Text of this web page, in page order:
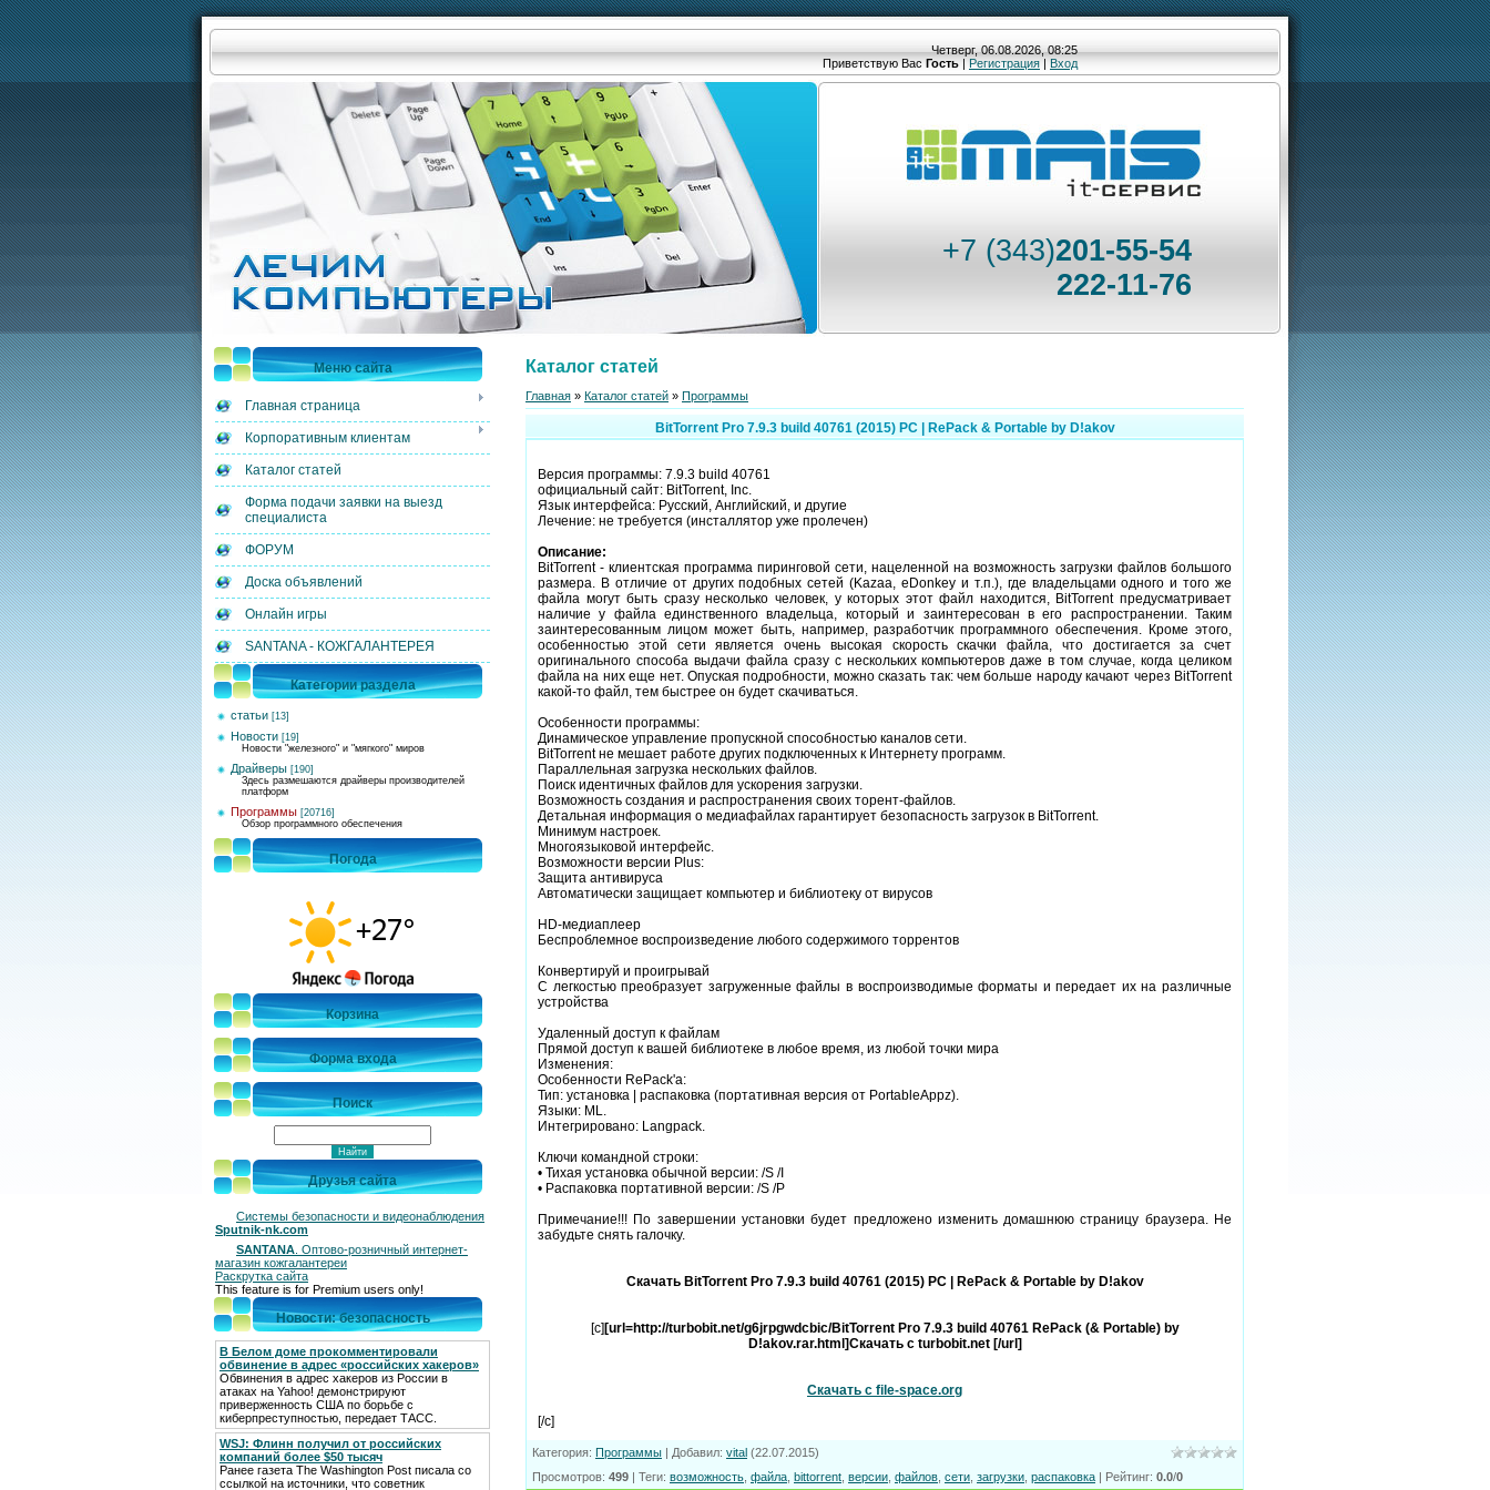
Четверг, 06.08.2026, 08:25
Приветствую Вас Гость | Регистрация | Вход
+7 (343)201-55-54
222-11-76
Меню сайта
Главная страница
Корпоративным клиентам
Каталог статей
Форма подачи заявки на выезд
специалиста
ФОРУМ
Доска объявлений
Онлайн игры
SANTANA - КОЖГАЛАНТЕРЕЯ
Категории раздела
статьи [13]
Новости [19]
Новости "железного" и "мягкого" миров
Драйверы [190]
Здесь размешаются драйверы производителей
платформ
Программы [20716]
Обзор программного обеспечения
Погода
Корзина
Форма входа
Поиск
Друзья сайта
Системы безопасности и видеонаблюдения
Sputnik-nk.com
SANTANA . Оптово-розничный интернет-
магазин кожгалантереи
Раскрутка сайта
This feature is for Premium users only!
Новости: безопасность
В Белом доме прокомментировали
обвинение в адрес «российских хакеров»
Обвинения в адрес хакеров из России в
атаках на Yahoo! демонстрируют
приверженность США по борьбе с
киберпреступностью, передает ТАСС.
WSJ: Флинн получил от российских
компаний более $50 тысяч
Ранее газета The Washington Post писала со
ссылкой на источники, что советник
Каталог статей
Главная » Каталог статей » Программы
BitTorrent Pro 7.9.3 build 40761 (2015) PC | RePack & Portable by D!akov
Версия программы: 7.9.3 build 40761
официальный сайт: BitTorrent, Inc.
Язык интерфейса: Русский, Английский, и другие
Лечение: не требуется (инсталлятор уже пролечен)
Описание:
BitTorrent - клиентская программа пиринговой сети, нацеленной на возможность загрузки файлов большого
размера. В отличие от других подобных сетей (Kazaa, eDonkey и т.п.), где владельцами одного и того же
файла могут быть сразу несколько человек, у которых этот файл находится, BitTorrent предусматривает
наличие у файла единственного владельца, который и заинтересован в его распространении. Таким
заинтересованным лицом может быть, например, разработчик программного обеспечения. Кроме этого,
особенностью этой сети является очень высокая скорость скачки файла, что достигается за счет
оригинального способа выдачи файла сразу с нескольких компьютеров даже в том случае, когда целиком
файла на них еще нет. Опуская подробности, можно сказать так: чем больше народу качают через BitTorrent
какой-то файл, тем быстрее он будет скачиваться.
Особенности программы:
Динамическое управление пропускной способностью каналов сети.
BitTorrent не мешает работе других подключенных к Интернету программ.
Параллельная загрузка нескольких файлов.
Поиск идентичных файлов для ускорения загрузки.
Возможность создания и распространения своих торент-файлов.
Детальная информация о медиафайлах гарантирует безопасность загрузок в BitTorrent.
Минимум настроек.
Многоязыковой интерфейс.
Возможности версии Plus:
Защита антивируса
Автоматически защищает компьютер и библиотеку от вирусов
HD-медиаплеер
Беспроблемное воспроизведение любого содержимого торрентов
Конвертируй и проигрывай
С легкостью преобразует загруженные файлы в воспроизводимые форматы и передает их на различные
устройства
Удаленный доступ к файлам
Прямой доступ к вашей библиотеке в любое время, из любой точки мира
Изменения:
Особенности RePack'a:
Тип: установка | распаковка (портативная версия от PortableAppz).
Языки: ML.
Интегрировано: Langpack.
Ключи командной строки:
• Тихая установка обычной версии: /S /I
• Распаковка портативной версии: /S /P
Примечание!!! По завершении установки будет предложено изменить домашнюю страницу браузера. Не
забудьте снять галочку.
Скачать BitTorrent Pro 7.9.3 build 40761 (2015) PC | RePack & Portable by D!akov
[c] [url=http://turbobit.net/g6jrpgwdcbic/BitTorrent Pro 7.9.3 build 40761 RePack (& Portable) by
D!akov.rar.html]Скачать с turbobit.net [/url]
Скачать с file-space.org
[/c]
Категория: Программы Добавил: vital (22.07.2015)
Просмотров: 499 Теги: возможность файла bittorrent версии файлов сети загрузки распаковка Рейтинг: 0.0/0